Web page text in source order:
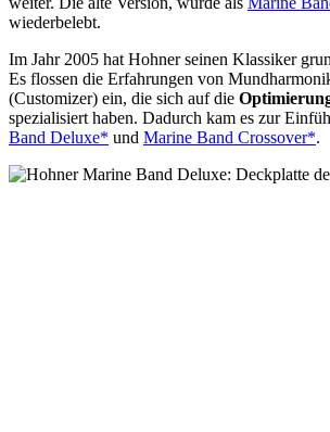
wiederbelebt.
Im Jahr 2005 hat Hohner seinen Klassiker
Es flossen die Erfahrungen von
(Customizer) ein, die sich auf die
spezialisiert haben. Dadurch kam es zur
Band Deluxe* und Marine Band Crossover*.